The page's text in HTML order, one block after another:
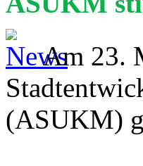
Am 23.
(ASUKM)